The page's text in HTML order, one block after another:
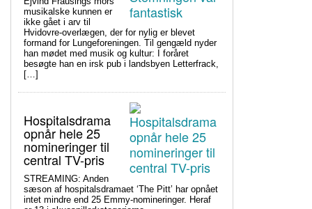
musikalske kunnen er
ikke gået i arv til
Hvidovre-overlægen, der for nylig er blevet
formand for Lungeforeningen. Til gengæld nyder
han mødet med musik og kultur: I foråret
besøgte han en irsk pub i landsbyen Letterfrack,
[…]
Hospitalsdrama
opnår hele 25
nomineringer til
central TV-pris
STREAMING: Anden
sæson af hospitalsdramaet ‘The Pitt’ har opnået
intet mindre end 25 Emmy-nomineringer. Heraf